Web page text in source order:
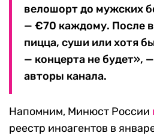
велошорт до мужских
— €70 каждому. После
пицца, суши или хотя
— концерта не будет»,
авторы канала.
Напомним, Минюст России
реестр иноагентов в